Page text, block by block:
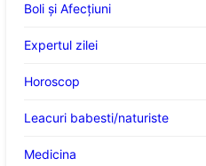
Boli și Afecțiuni
Expertul zilei
Horoscop
Leacuri babesti/naturiste
Medicina